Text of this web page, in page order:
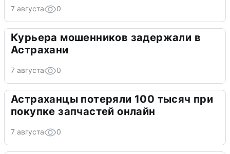
7 августа 0
Курьера мошенников задержали в
Астрахани
7 августа 0
Астраханцы потеряли 100 тысяч при
покупке запчастей онлайн
7 августа 0